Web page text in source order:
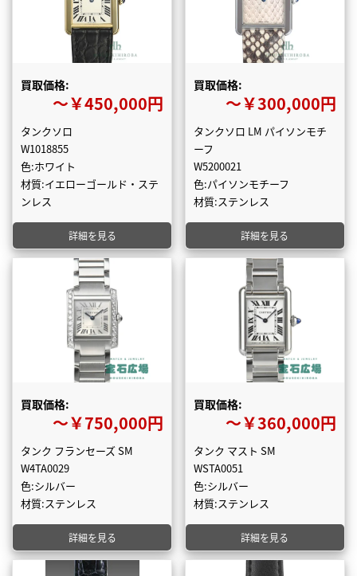
買取価格:
〜￥450,000円
タンクソロ
W1018855
色:ホワイト
材質:イエローゴールド・ステ
ンレス
詳細を見る
買取価格:
〜￥300,000円
タンクソロ LM パイソンモチ
ーフ
W5200021
色:パイソンモチーフ
材質:ステンレス
詳細を見る
買取価格:
〜￥750,000円
タンク フランセーズ SM
W4TA0029
色:シルバー
材質:ステンレス
詳細を見る
買取価格:
〜￥360,000円
タンク マスト SM
WSTA0051
色:シルバー
材質:ステンレス
詳細を見る